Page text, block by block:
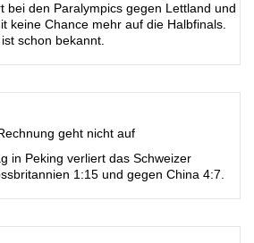
bei den Paralympics gegen Lettland und
keine Chance mehr auf die Halbfinals.
schon bekannt.
geht nicht auf
in Peking verliert das Schweizer
1:15 und gegen China 4:7.